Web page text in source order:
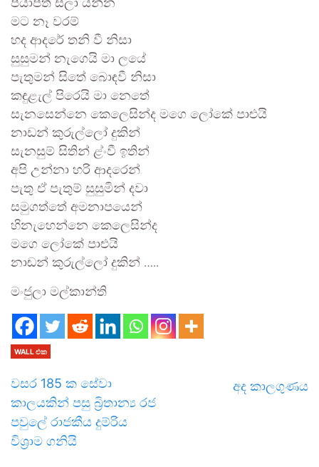
පියාපත් සලා යන්න
මට නෑ වරම්
හද ආදරේ තනි වී නිසා
සුසුමන් නැගෙයි මා ලයේ
පැතුමන් සිතේ බොඳවී නිසා
කඳුළැල් පිරෙයි මා නෙතේ
සැනසෙන්නෙ කෙලෙසින්ද මගෙ ලෝකේ පාළුයි
නාඩන් කුරුල්ලෝ දුකින්
සැනසුම් සිතින් ළ්ංවී ඉතින්
අපි උන්නා හරි ආදරෙන්
පැතු ඒ පැතුම් සුසුමින් දවා
සමුගත්තේ අමනාපයෙන්
හිනැහෙන්නෙ කෙලෙසින්ද
මගෙ ලෝකේ පාළුයි
නාඬන් කුරුල්ලෝ දුකින් …..
මංජුලා මල්කාන්ති
WALL එක
වසර 185 ක සේවා
කාලයකින් පසු බ්‍රිතාන්‍ය රජ
පවුලේ රාජකීය දුම්රිය
විශ්‍රාම ගනියි
අද කාලගුණය